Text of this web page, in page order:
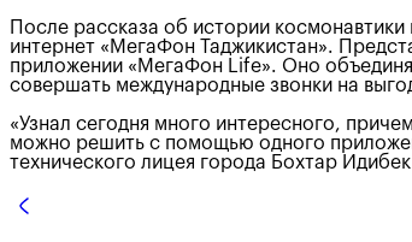
После рассказа об истории
интернет «МегаФон Таджикистан».
приложении «МегаФон Life». Оно
совершать международные звонки на
«Узнал сегодня много интересного,
можно решить с помощью одного
технического лицея города Бохтар